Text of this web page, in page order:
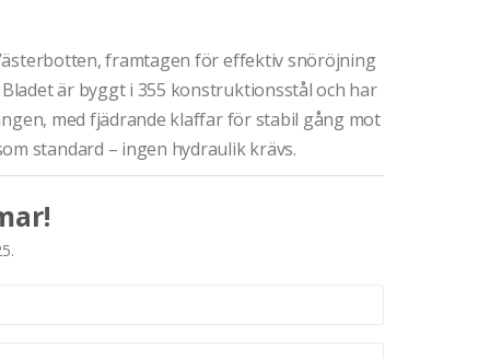
framtagen för effektiv snöröjning
är byggt i 355 konstruktionsstål och har
med fjädrande klaffar för stabil gång mot
standard – ingen hydraulik krävs.